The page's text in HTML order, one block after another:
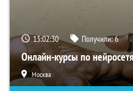
13:02:29 Получили:6
Онлайн-курсы по
Москва